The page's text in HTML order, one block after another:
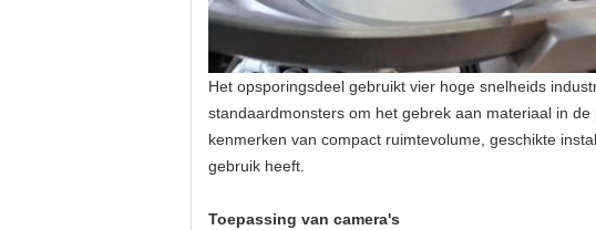
Het opsporingsdeel gebruikt vier hoge snelheids
standaardmonsters om het gebrek aan materiaal in
kenmerken van compact ruimtevolume, geschikte
gebruik heeft.
Toepassing van camera's